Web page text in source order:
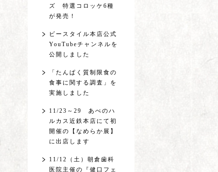
ズ 特選コロッケ6種
が発売！
ビースタイル本店公式
YouTubeチャンネルを
公開しました
「たんぱく質制限食の
食事に関する調査」を
実施しました
11/23～29 あべのハ
ルカス近鉄本店にて初
開催の【なめらか展】
に出店します
11/12（土）朝倉歯科
医院主催の『健口フェ